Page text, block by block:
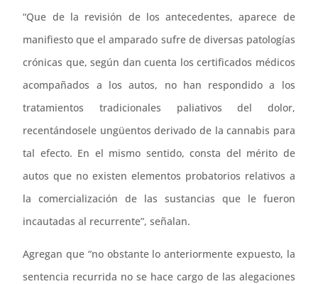
“Que de la revisión de los antecedentes, aparece de
manifiesto que el amparado sufre de diversas patologías
crónicas que, según dan cuenta los certificados médicos
acompañados a los autos, no han respondido a los
tratamientos tradicionales paliativos del dolor,
recentándosele ungüentos derivado de la cannabis para
tal efecto. En el mismo sentido, consta del mérito de
autos que no existen elementos probatorios relativos a
la comercialización de las sustancias que le fueron
incautadas al recurrente”, señalan.
Agregan que “no obstante lo anteriormente expuesto, la
sentencia recurrida no se hace cargo de las alegaciones